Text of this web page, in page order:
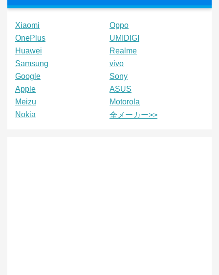
Xiaomi
Oppo
OnePlus
UMIDIGI
Huawei
Realme
Samsung
vivo
Google
Sony
Apple
ASUS
Meizu
Motorola
Nokia
全メーカー>>